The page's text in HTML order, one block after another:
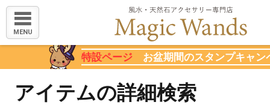
MENU
特設ページ お盆期間のスタンプキャン
アイテムの詳細検索